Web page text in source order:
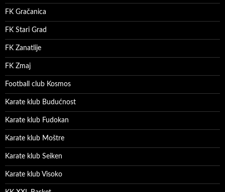
FK Gračanica
FK Stari Grad
FK Zanatlije
FK Zmaj
Football club Kosmos
Karate klub Budućnost
Karate klub Fudokan
Karate klub Moštre
Karate klub Seiken
Karate klub Visoko